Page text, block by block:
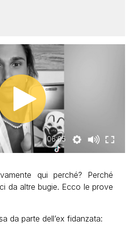
06:05
qui perché? Perché
da altre bugie. Ecco le prove
da parte dell’ex fidanzata: